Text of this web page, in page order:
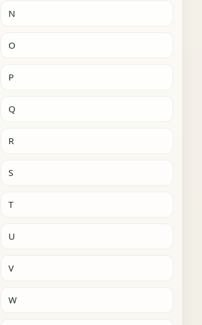
N
O
P
Q
R
S
T
U
V
W